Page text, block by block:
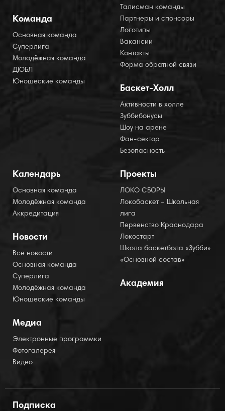
Команда
Основная команда
Суперлига
Молодёжная команда
ДЮБЛ
Юношеские команды
Талисман команды
Партнеры и спонсоры
Логотипы
Вакансии
Контакты
Форма обратной связи
Баскет-Холл
Активности в холле
Зуббибонусы
Шоу на арене
Фан-сектор
Безопасность
Календарь
Основная команда
Молодёжная команда
Аккредитация
Новости
Все новости
Основная команда
Суперлига
Молодёжная команда
Юношеские команды
Медиа
Электронные программки
Фотогалерея
Видео
Проекты
ЛОКО СБОРЫ
Локобаскет – Школьная
лига
Первенство Краснодара
Локостарт
Школа баскетбола «Зубби»
«Основной состав»
Академия
Подписка